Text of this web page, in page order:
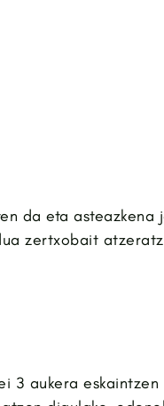
da eta
zertxobait
aukera